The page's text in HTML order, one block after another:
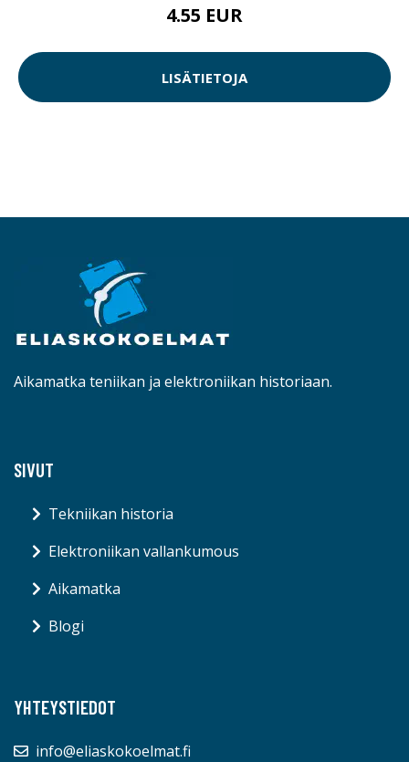
4.55 EUR
LISÄTIETOJA
Aikamatka teniikan ja elektroniikan historiaan.
SIVUT
Tekniikan historia
Elektroniikan vallankumous
Aikamatka
Blogi
YHTEYSTIEDOT
info@eliaskokoelmat.fi